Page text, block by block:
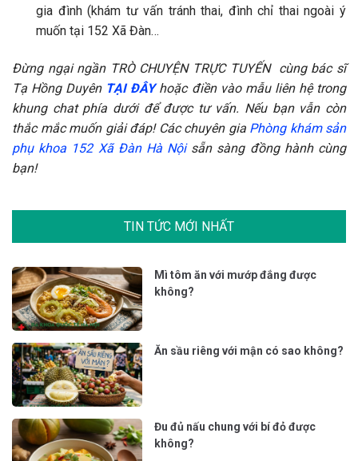
gia đình (khám tư vấn tránh thai, đình chỉ thai ngoài ý
muốn tại 152 Xã Đàn…
Đừng ngại ngần TRÒ CHUYỆN TRỰC TUYẾN cùng bác sĩ
Tạ Hồng Duyên TẠI ĐÂYhoặc điền vào mẫu liên hệ trong
khung chat phía dưới để được tư vấn. Nếu bạn vẫn còn
thắc mắc muốn giải đáp! Các chuyên gia Phòng khám sản
phụ khoa 152 Xã Đàn Hà Nộisẵn sàng đồng hành cùng
bạn!
TIN TỨC MỚI NHẤT
Mì tôm ăn với mướp đắng được
không?
Ăn sầu riêng với mận có sao không?
Đu đủ nấu chung với bí đỏ được
không?